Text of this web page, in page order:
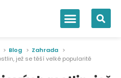
Blog
Zahrada
jež se těší velké popularitě